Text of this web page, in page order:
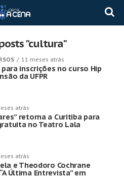
"cultura"
11 meses atrás
inscrições no curso Hip
da UFPR
atrás
retorna a Curitiba para
no Teatro Lala
atrás
e Theodoro Cochrane
Última Entrevista” em